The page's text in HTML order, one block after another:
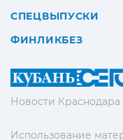
Новости Краснодара
Использование
СПЕЦВЫПУСКИ
ФИНЛИКБЕЗ